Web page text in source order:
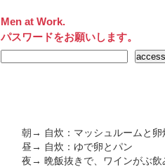
Men at Work.
パスワードをお願いします。
朝→ 自炊：マッシュルームと卵
昼→ 自炊：ゆで卵とパン
夜→ 晩飯抜きで、ワインがぶ飲